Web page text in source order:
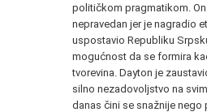
političkom pragmatikom.
nepravedan jer je nagradio
uspostavio Republiku
mogućnost da se formira
tvorevina. Dayton je
silno nezadovoljstvo na
danas čini se snažnije nego